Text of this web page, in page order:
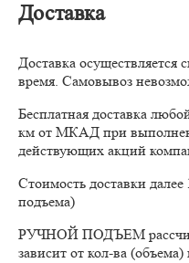
Доставка
Доставка осуществляется
время. Самовывоз
Бесплатная доставка
км от МКАД при
действующих акций
Стоимость доставки
подъема)
РУЧНОЙ ПОДЪЕМ
зависит от кол-ва (объема)